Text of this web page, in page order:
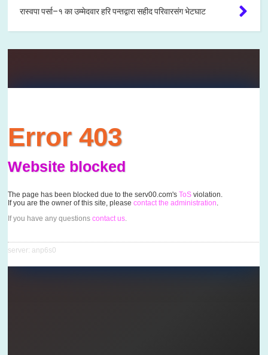
रास्वपा पर्सा–१ का उम्मेदवार हरि पन्तद्वारा सहीद परिवारसंग भेटघाट